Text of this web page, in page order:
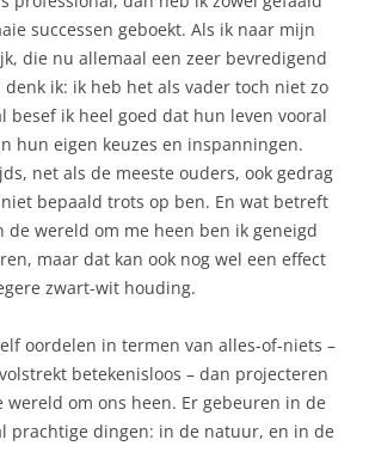
successen geboekt. Als ik naar mijn
die nu allemaal een zeer bevredigend
ik: ik heb het als vader toch niet zo
besef ik heel goed dat hun leven vooral
hun eigen keuzes en inspanningen.
net als de meeste ouders, ook gedrag
bepaald trots op ben. En wat betreft
de wereld om me heen ben ik geneigd
maar dat kan ook nog wel een effect
zwart-wit houding.
oordelen in termen van alles-of-niets –
betekenisloos – dan projecteren
wereld om ons heen. Er gebeuren in de
prachtige dingen: in de natuur, en in de